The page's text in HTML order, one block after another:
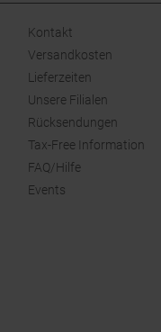
Kontakt
Versandkosten
Lieferzeiten
Unsere Filialen
Rücksendungen
Tax-Free Information
FAQ/Hilfe
Events